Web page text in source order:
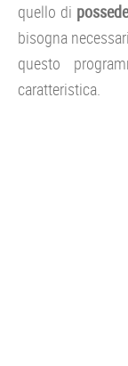
quello di
bisogna
questo
caratteristica.